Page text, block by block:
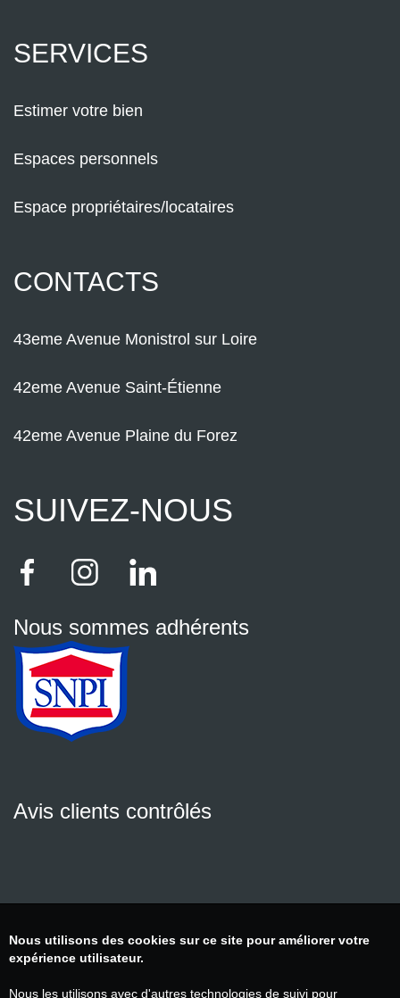
SERVICES
Estimer votre bien
Espaces personnels
Espace propriétaires/locataires
CONTACTS
43eme Avenue Monistrol sur Loire
42eme Avenue Saint-Étienne
42eme Avenue Plaine du Forez
SUIVEZ-NOUS
Nous sommes adhérents
Avis clients contrôlés
Nous utilisons des cookies sur ce site pour améliorer votre
expérience utilisateur.
Nous les utilisons avec d'autres technologies de suivi pour